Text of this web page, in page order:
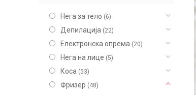
Нега за тело (6)
Депилација (22)
Електронска опрема (20)
Нега на лице (5)
Коса (53)
Фризер (48)